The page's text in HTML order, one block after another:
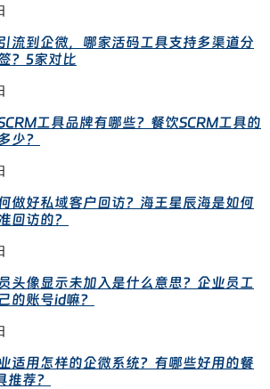
流到企微，哪家活码工具支持多渠道分
？5家对比
工具品牌有哪些？餐饮SCRM工具的
少？
做好私域客户回访？海王星辰海是如何
回访的？
头像显示未加入是什么意思？企业员工
的账号id嘛？
适用怎样的企微系统？有哪些好用的餐
推荐？